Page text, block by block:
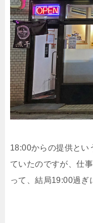
18:00からの提供とい
ていたのですが、仕
って、結局19:00過ぎ